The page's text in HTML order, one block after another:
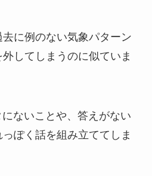
に例のない気象パターン
してしまうのに似ていま
ないことや、答えがない
ぽく話を組み立ててしま